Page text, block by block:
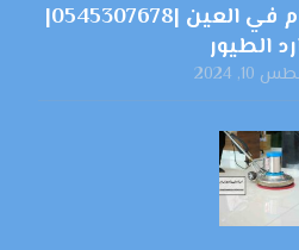
شركة مكافحة الحمام في العين |0545307678|
الطيور
2024